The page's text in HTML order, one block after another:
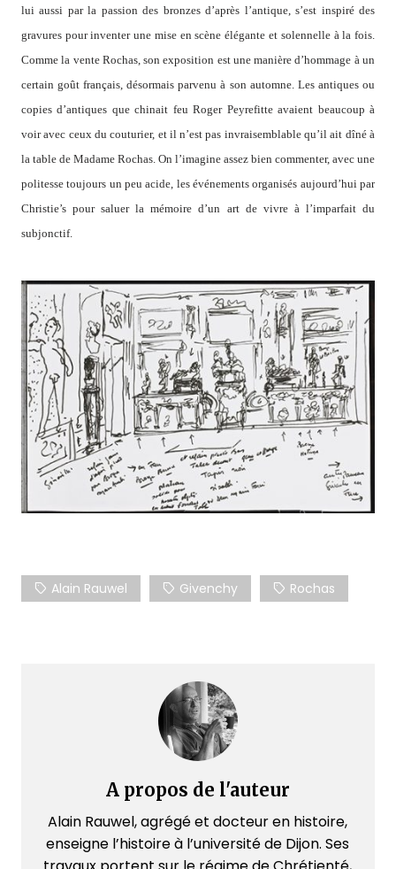
lui aussi par la passion des bronzes d’après l’antique, s’est inspiré des
gravures pour inventer une mise en scène élégante et solennelle à la fois.
Comme la vente Rochas, son exposition est une manière d’hommage à un
certain goût français, désormais parvenu à son automne. Les antiques ou
copies d’antiques que chinait feu Roger Peyrefitte avaient beaucoup à
voir avec ceux du couturier, et il n’est pas invraisemblable qu’il ait dîné à
la table de Madame Rochas. On l’imagine assez bien commenter, avec une
politesse toujours un peu acide, les événements organisés aujourd’hui par
Christie’s pour saluer la mémoire d’un art de vivre à l’imparfait du
subjonctif.
Alain Rauwel Givenchy Rochas
A propos de l'auteur
Alain Rauwel, agrégé et docteur en histoire,
enseigne l’histoire à l’université de Dijon. Ses